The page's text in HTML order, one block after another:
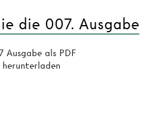
die 007. Ausgabe
Ausgabe als PDF
herunterladen